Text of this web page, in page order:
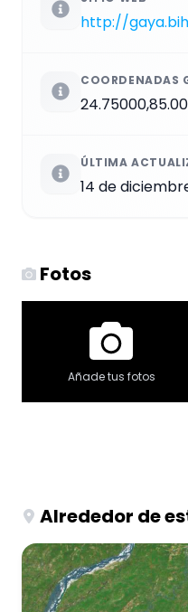
http://
COORDENADAS
ÚLTIMA
14 de
Fotos
Añade tus fotos
Alrededor de